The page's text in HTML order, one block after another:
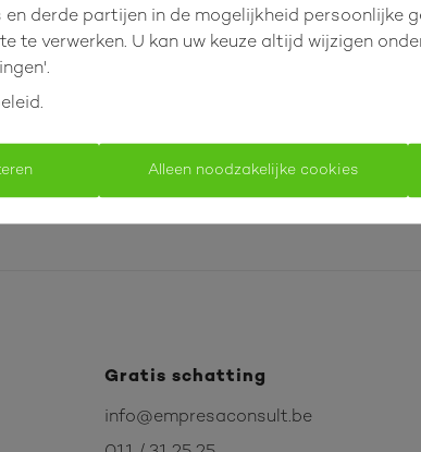
derde partijen in de mogelijkheid persoonlijke
te verwerken. U kan uw keuze altijd wijzigen
.
Alleen noodzakelijke cookies
Kattestraat 23 bus 11, 3400
Landen
3 2 134.49 m²
Gratis schatting
info@empresaconsult.be